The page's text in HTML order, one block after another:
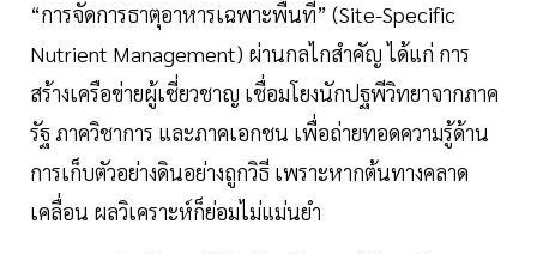
“การจัดการธาตุอาหารเฉพาะพื้นที่” (Site-Specific
Nutrient Management) ผ่านกลไกสำคัญ ได้แก่ การ
สร้างเครือข่ายผู้เชี่ยวชาญ เชื่อมโยงนักปฐพีวิทยาจากภาค
รัฐ ภาควิชาการ และภาคเอกชน เพื่อถ่ายทอดความรู้ด้าน
การเก็บตัวอย่างดินอย่างถูกวิธี เพราะหากต้นทางคลาด
เคลื่อน ผลวิเคราะห์ก็ย่อมไม่แม่นยำ